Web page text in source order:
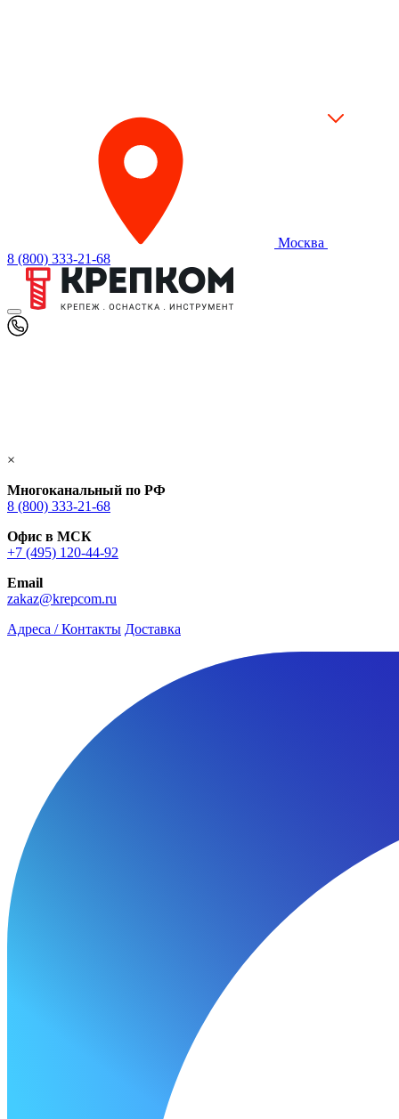
Москва
8 (800) 333-21-68
×
Многоканальный по РФ
8 (800) 333‑21-68
Офис в МСК
+7 (495) 120-44-92
Email
zakaz@krepcom.ru
Адреса / Контакты Доставка